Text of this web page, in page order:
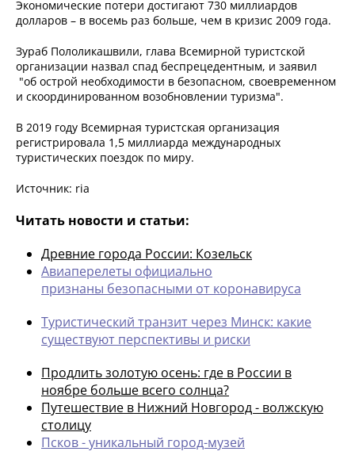
Экономические потери достигают 730 миллиардов
долларов – в восемь раз больше, чем в кризис 2009 года.
Зураб Пололикашвили, глава Всемирной туристской
организации назвал спад беспрецедентным, и заявил
"об острой необходимости в безопасном, своевременном
и скоординированном возобновлении туризма".
В 2019 году Всемирная туристская организация
регистрировала 1,5 миллиарда международных
туристических поездок по миру.
Источник: ria
Читать новости и статьи:
Древние города России: Козельск
Авиаперелеты официально
признаны безопасными от коронавируса
Туристический транзит через Минск: какие
существуют перспективы и риски
Продлить золотую осень: где в России в
ноябре больше всего солнца?
Путешествие в Нижний Новгород - волжскую
столицу
Псков - уникальный город-музей